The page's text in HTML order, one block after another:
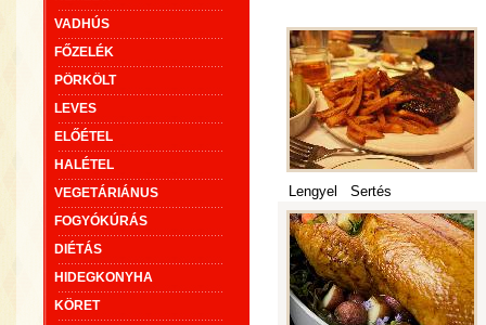
VADHÚS
FŐZELÉK
PÖRKÖLT
LEVES
ELŐÉTEL
HALÉTEL
VEGETÁRIÁNUS
FOGYÓKÚRÁS
DIÉTÁS
HIDEGKONYHA
KÖRET
Lengyel Sertés